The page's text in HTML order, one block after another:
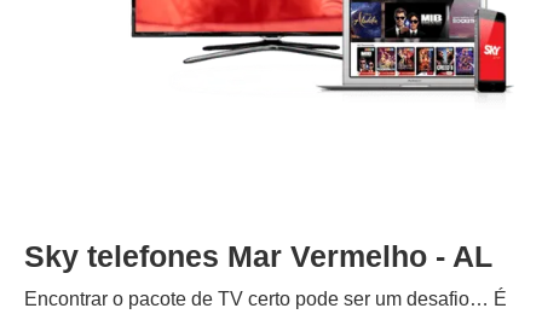
Sky telefones Mar Vermelho - AL
Encontrar o pacote de TV certo pode ser um desafio… É